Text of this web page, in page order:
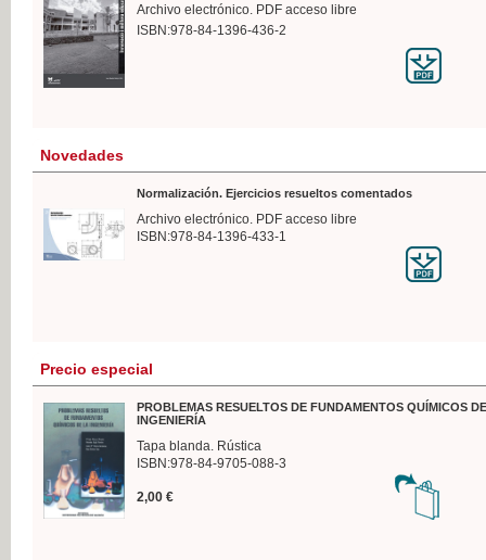
Archivo electrónico. PDF acceso libre
ISBN:978-84-1396-436-2
Novedades
Normalización. Ejercicios resueltos comentados
Archivo electrónico. PDF acceso libre
ISBN:978-84-1396-433-1
Precio especial
PROBLEMAS RESUELTOS DE FUNDAMENTOS QUÍMICOS
INGENIERÍA
Tapa blanda. Rústica
ISBN:978-84-9705-088-3
2,00 €